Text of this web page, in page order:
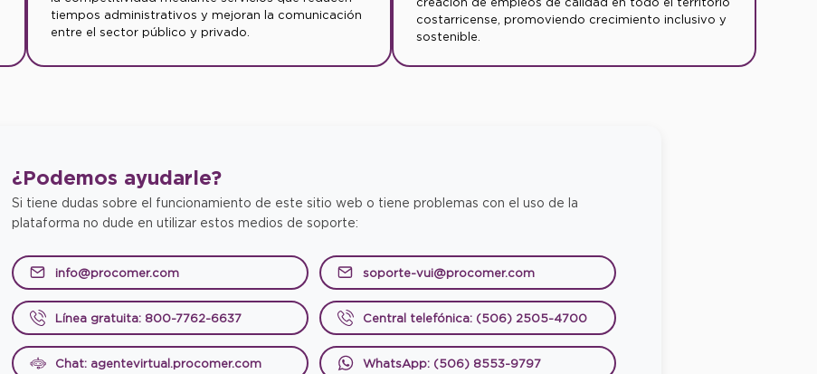
tiempos administrativos y mejoran la comunicación
entre el sector público y privado.
costarricense, promoviendo crecimiento inclusivo y
sostenible.
¿Podemos ayudarle?
Si tiene dudas sobre el funcionamiento de este sitio web o tiene problemas con el uso de la
plataforma no dude en utilizar estos medios de soporte:
info@procomer.com soporte-vui@procomer.com
Línea gratuita: 800-7762-6637 Central telefónica: (506) 2505-4700
Chat: agentevirtual.procomer.com WhatsApp: (506) 8553-9797